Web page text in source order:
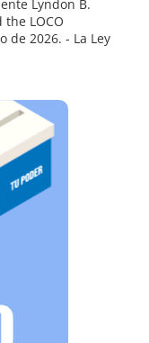
Lyndon B.
the LOCO
de 2026. - La Ley